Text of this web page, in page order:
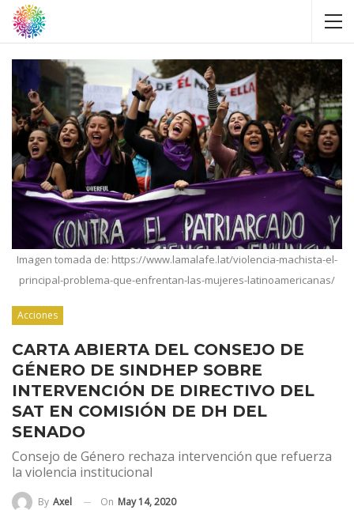
Imagen tomada de: https://www.lamalafe.lat/violencia-machista-el-
principal-problema-que-enfrentan-las-mujeres-latinoamericanas/
Acciones
CARTA ABIERTA DEL CONSEJO DE
GÉNERO DE SINDHEP SOBRE
INTERVENCIÓN DE DIRECTIVO DEL
SAT EN COMISIÓN DE DH DEL
SENADO
Consejo de Género rechaza intervención que refuerza
la violencia institucional
By Axel On May 14, 2020